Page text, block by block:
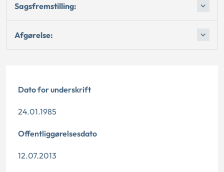
Sagsfremstilling:
Afgørelse:
Dato for underskrift
24.01.1985
Offentliggørelsesdato
12.07.2013